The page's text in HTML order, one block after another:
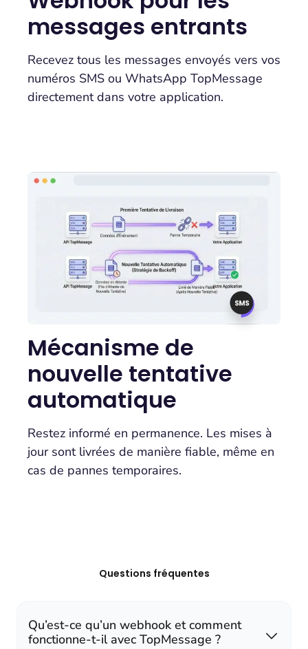
messages entrants
Recevez tous les messages envoyés vers vos
numéros SMS ou WhatsApp TopMessage
directement dans votre application.
Mécanisme de
nouvelle tentative
automatique
Restez informé en permanence. Les mises à
jour sont livrées de manière fiable, même en
cas de pannes temporaires.
Questions fréquentes
Qu’est-ce qu’un webhook et comment
fonctionne-t-il avec TopMessage ?